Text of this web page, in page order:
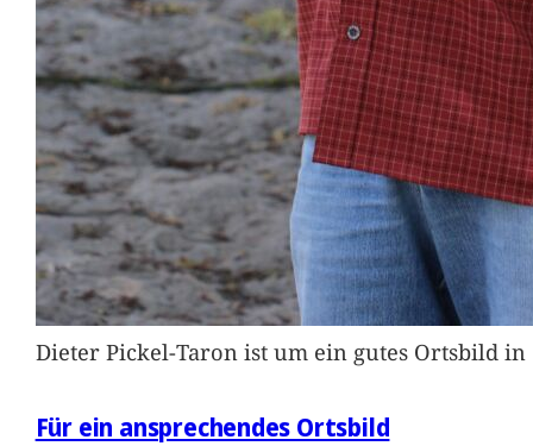
Dieter Pickel-Taron ist um ein gutes Ortsbild
Für ein ansprechendes Ortsbild